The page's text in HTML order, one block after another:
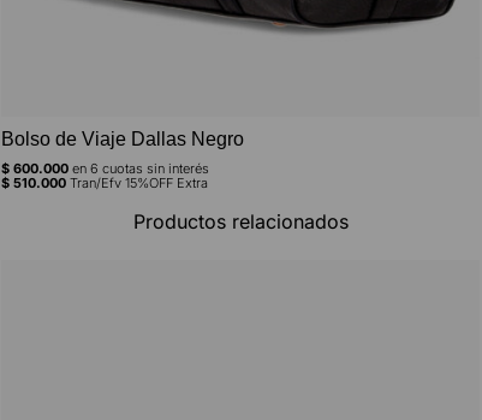
Bolso de Viaje Dallas Negro
$ 600.000 en 6 cuotas sin interés
$ 510.000 Tran/Efv 15%OFF Extra
Productos relacionados